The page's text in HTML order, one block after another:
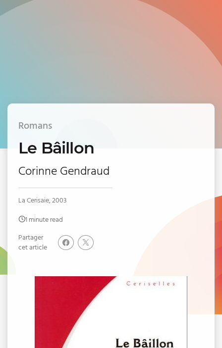
Romans
Le Bâillon
Corinne Gendraud
La Cerisaie, 2003
1 minute read
Partager
cet article